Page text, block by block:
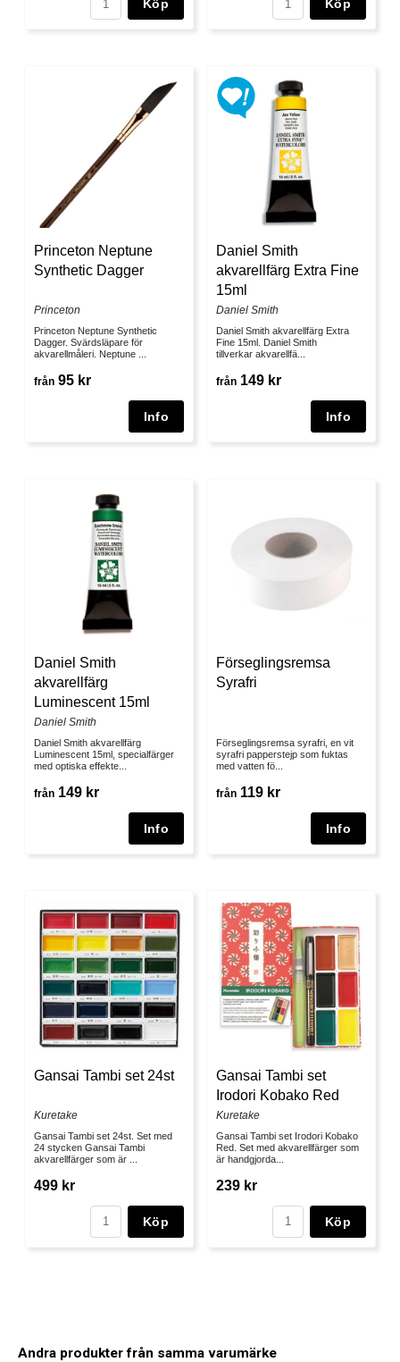
Köp Köp
Princeton Neptune
Synthetic Dagger
Princeton
Princeton Neptune Synthetic
Dagger. Svärdsläpare för
akvarellmåleri. Neptune ...
från 95 kr
Daniel Smith
akvarellfärg Extra Fine
15ml
Daniel Smith
Daniel Smith akvarellfärg Extra
Fine 15ml. Daniel Smith
tillverkar akvarellfä...
från 149 kr
Daniel Smith
akvarellfärg
Luminescent 15ml
Daniel Smith
Daniel Smith akvarellfärg
Luminescent 15ml, specialfärger
med optiska effekte...
från 149 kr
Förseglingsremsa
Syrafri
Förseglingsremsa syrafri, en vit
syrafri papperstejp som fuktas
med vatten fö...
från 119 kr
Gansai Tambi set 24st
Kuretake
Gansai Tambi set 24st. Set med
24 stycken Gansai Tambi
akvarellfärger som är ...
499 kr
Köp
Gansai Tambi set
Irodori Kobako Red
Kuretake
Gansai Tambi set Irodori Kobako
Red. Set med akvarellfärger som
är handgjorda...
239 kr
Köp
Andra produkter från samma varumärke